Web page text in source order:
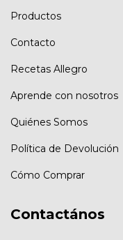
Productos
Contacto
Recetas Allegro
Aprende con nosotros
Quiénes Somos
Política de Devolución
Cómo Comprar
Contactános